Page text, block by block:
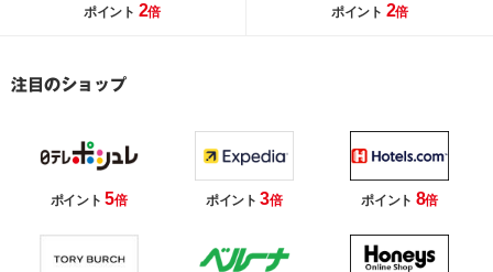
ポイント 2倍 ポイント 2倍
ポイント5倍 ポイント3倍 ポイント 8倍